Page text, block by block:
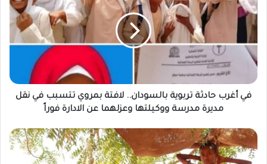
حادثة
تربوية
بالسودان..
لافتة
بمروي
في
نقل
ووكيلتها
وعزلهما
عن
في أغرب حادثة تربوية بالسودان.. لافتة بمروي تتسبب في نقل
مديرة مدرسة ووكيلتها وعزلهما عن الادارة فوراً
(اطمئني)مبادرة
ساعدت
اكثر